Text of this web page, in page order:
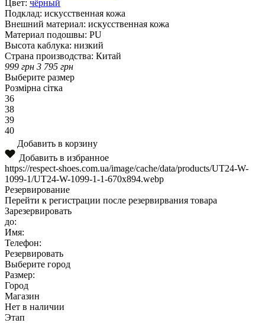
Цвет: чёрный
Подклад: искусственная кожа
Внешний материал: искусственная кожа
Материал подошвы: PU
Высота каблука: низкий
Страна производства: Китай
999 грн 3 795 грн
Выберите размер
Розмірна сітка
36
38
39
40
Добавить в корзину
Добавить в избранное
https://respect-shoes.com.ua/image/cache/data/products/UT24-W-
1099-1/UT24-W-1099-1-1-670x894.webp
Резервирование
Перейти к регистрации после резервирвания товара
Зарезервировать
до:
Имя:
Телефон:
Резервировать
Выберите город
Размер:
Город
Магазин
Нет в наличии
Этап